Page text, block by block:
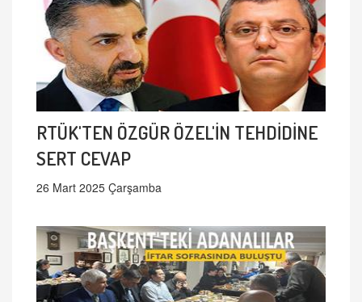
RTÜK'TEN ÖZGÜR ÖZEL'İN TEHDİDİNE
SERT CEVAP
26 Mart 2025 Çarşamba